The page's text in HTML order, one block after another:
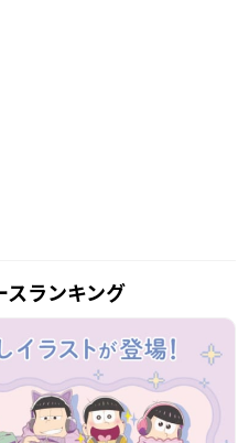
スランキング